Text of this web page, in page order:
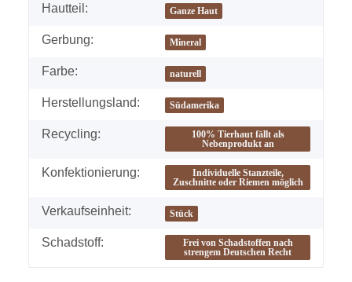
Hautteil: Ganze Haut
Gerbung: Mineral
Farbe: naturell
Herstellungsland: Südamerika
Recycling:
100% Tierhaut fällt als
Nebenprodukt an
Konfektionierung:
Individuelle Stanzteile,
Zuschnitte oder Riemen möglich
Verkaufseinheit: Stück
Schadstoff:
Frei von Schadstoffen nach
strengem Deutschen Recht